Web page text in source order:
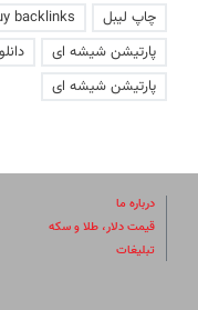
چاپ لیبل
backlinks
پارتیشن شیشه ای
پارتیشن شیشه ای
درباره ما
قیمت دلار، طلا و سکه
تبلیغات